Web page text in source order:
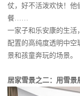
仗，好不活泼欢快！他
餐……
一家子和乐安康的生活
配置的高纯度透明中空
景和孩童奔玩的场景。
居家雪景之二：用雪